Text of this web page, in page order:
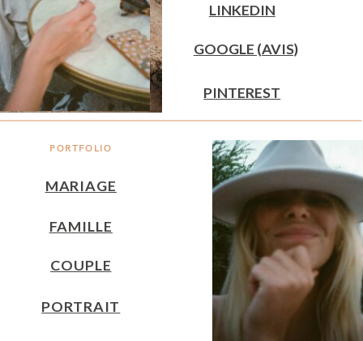
PORTFOLIO
MARIAGE
GOOGLE (AVIS)
FAMILLE
PINTEREST
COUPLE
LINKEDIN
PORTRAIT